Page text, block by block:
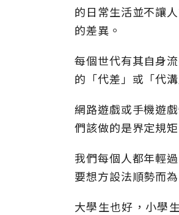
的日常生活並不讓
的差異。
每個世代有其自身
的「代差」或「代
網路遊戲或手機遊
們該做的是界定規
我們每個人都年輕
要想方設法順勢而為
大學生也好，小學